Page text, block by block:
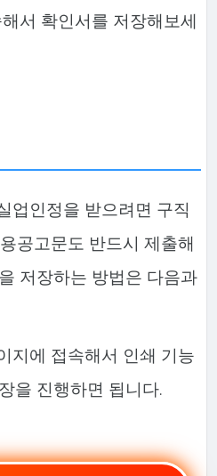
서 확인서를 저장해보세
업인정을 받으려면 구직
공고문도 반드시 제출해
저장하는 방법은 다음과
지에 접속해서 인쇄 기능
을 진행하면 됩니다.